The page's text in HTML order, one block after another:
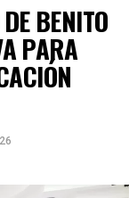
BENITO
PARA